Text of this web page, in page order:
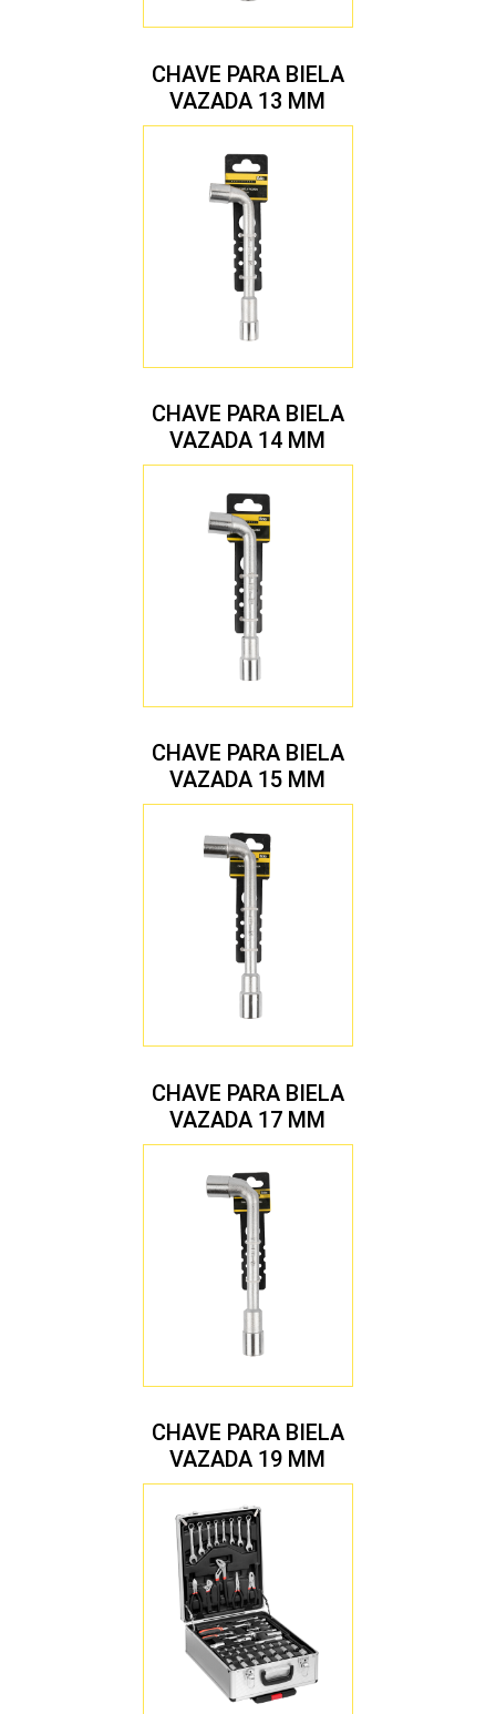
CHAVE PARA BIELA
VAZADA 13 MM
CHAVE PARA BIELA
VAZADA 14 MM
CHAVE PARA BIELA
VAZADA 15 MM
CHAVE PARA BIELA
VAZADA 17 MM
CHAVE PARA BIELA
VAZADA 19 MM